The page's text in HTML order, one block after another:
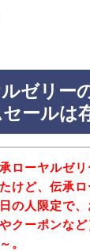
ゼリー
ールは
ローヤルゼ
けど、伝承ロ
の人限定で
クーポンな
。